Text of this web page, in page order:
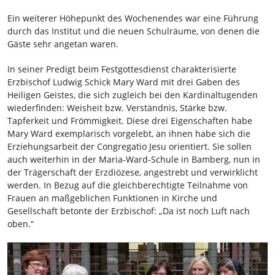
Ein weiterer Höhepunkt des Wochenendes war eine Führung
durch das Institut und die neuen Schulräume, von denen die
Gäste sehr angetan waren.
In seiner Predigt beim Festgottesdienst charakterisierte
Erzbischof Ludwig Schick Mary Ward mit drei Gaben des
Heiligen Geistes, die sich zugleich bei den Kardinaltugenden
wiederfinden: Weisheit bzw. Verständnis, Stärke bzw.
Tapferkeit und Frömmigkeit. Diese drei Eigenschaften habe
Mary Ward exemplarisch vorgelebt, an ihnen habe sich die
Erziehungsarbeit der Congregatio Jesu orientiert. Sie sollen
auch weiterhin in der Maria-Ward-Schule in Bamberg, nun in
der Trägerschaft der Erzdiözese, angestrebt und verwirklicht
werden. In Bezug auf die gleichberechtigte Teilnahme von
Frauen an maßgeblichen Funktionen in Kirche und
Gesellschaft betonte der Erzbischof: „Da ist noch Luft nach
oben.“